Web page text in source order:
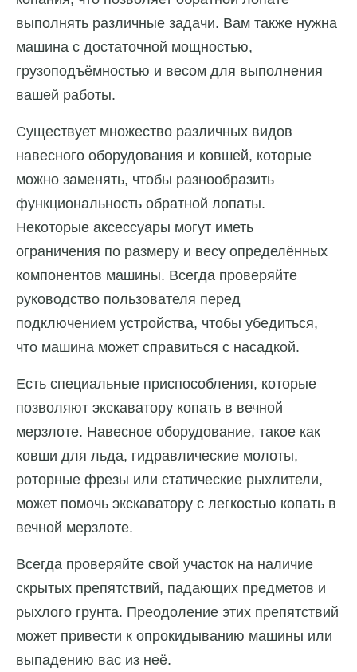
выполнять различные задачи. Вам также нужна
машина с достаточной мощностью,
грузоподъёмностью и весом для выполнения
вашей работы.
Существует множество различных видов
навесного оборудования и ковшей, которые
можно заменять, чтобы разнообразить
функциональность обратной лопаты.
Некоторые аксессуары могут иметь
ограничения по размеру и весу определённых
компонентов машины. Всегда проверяйте
руководство пользователя перед
подключением устройства, чтобы убедиться,
что машина может справиться с насадкой.
Есть специальные приспособления, которые
позволяют экскаватору копать в вечной
мерзлоте. Навесное оборудование, такое как
ковши для льда, гидравлические молоты,
роторные фрезы или статические рыхлители,
может помочь экскаватору с легкостью копать в
вечной мерзлоте.
Всегда проверяйте свой участок на наличие
скрытых препятствий, падающих предметов и
рыхлого грунта. Преодоление этих препятствий
может привести к опрокидыванию машины или
выпадению вас из неё.